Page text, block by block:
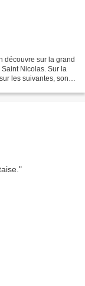
découvre sur la grand
Nicolas. Sur la
les suivantes, son